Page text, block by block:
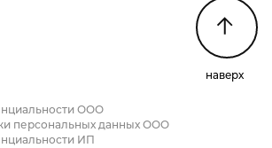
наверх
ООО
персональных данных ООО
ИП